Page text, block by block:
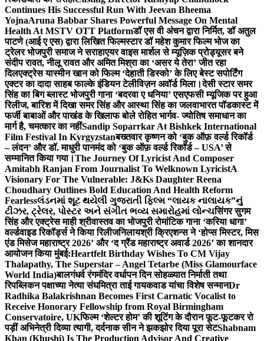
Continues His Successful Run With Jeevan Bheema
YojnaAruna Babbar Shares Powerful Message On Mental
Health At MSTV OTT Platformडॉ एस वी अंचन द्वारा निर्मित, डॉ अतुल
पाटणे (आई ए एस) द्वारा लिखित फिल्मस्टार डॉ महेश कुमार फिल्म भोज का
ट्रेलर भोजपुरी समाज ने सराहाएयर वाइस मार्शल से म्यूज़िक प्रोड्यूसर बने
संदीप रावत, नीलू रावत और अमित मिश्रा का ‘असर ये तेरा’ जीत रहा
दिलएक्ट्रेस यास्मीन खान को फिल्म ‘देहाती डिस्को’ के लिए बेस्ट सपोर्टिंग
एक्टर का दादा साहब फाल्के इंडियन टेलीविज़न अवॉर्ड मिला।देसी स्टार समर
सिंह का बिग ब्लास्ट भोजपुरी गाना ‘बदरवा ए धनिया’ एसएफसी म्यूजिक पर हुआ
रिलीज, बारिश में दिखा समर सिंह और आस्था सिंह का जलवाभारत पॉडकास्ट में
फर्जी बाबाओं और पाखंड के खिलाफ बोले रोहित भार्गव- ज्योतिष समाधान का
मार्ग है, चमत्कार का नहींSandip Soparrkar At Bishkek International
Film Festival In Kyrgyzstanबख्तवार कृष्णन को ‘बुक ऑफ़ वर्ल्ड रिकॉर्ड
– लंदन’ और डॉ. माधुरी पानमंद को ‘बुक ऑफ़ वर्ल्ड रिकॉर्ड – USA’ से
सम्मानित किया गया।The Journey Of Lyricist And Composer
Amitabh Ranjan From Journalist To Welknown LyricistA
Visionary For The Vulnerable: J&Ks Daughter Reena
Choudhary Outlines Bold Education And Health Reform
Fearlessલંડનમાં શૂટ થયેલી ગુજરાતી ફિલ્મ “લાયક નાલાયક”નું
ટીઝર, ટ્રેલર, પોસ્ટર અને સંગીત ભવ્ય સમારોહમાં લોન્ચसिंगर सुगम
सिंह और एक्ट्रेस माही श्रीवास्तव का भोजपुरी रोमांटिक गाना ‘करिया धागा’
वर्ल्डवाइड रिकॉर्ड्स ने किया रिलीजनिलायश्री क्रिएशन्स ने ‘होप्स मिस्टर, मिस
एंड मिसेज महाराष्ट्र 2026’ और ‘द ग्रैंड महाराष्ट्र अवार्ड 2026’ का शानदार
आयोजन किया मुंबई:Heartfelt Birthday Wishes To CM Vijay
Thalapathy, The Superstar – Angel Tetarbe (Miss Glamourface
World India)बालगंधर्व रंगमंदिर वर्धापन दिन सोहळ्यात निर्माती तथा
रिपब्लिकन पक्षाच्या नेत्या संघमित्रा ताई गायकवाड यांचा विशेष सन्मानDr
Radhika Balakrishnan Becomes First Carnatic Vocalist to
Receive Honorary Fellowship from Royal Birmingham
Conservatoire, UKफिल्म ‘शेल्टर होम’ की शूटिंग के दौरान फूट-फूटकर रो
पड़ीं अभिनेत्री दिव्या त्यागी, दर्दनाक सीन ने झकझोर दिया पूरा सेटShabnam
Khan (Khushi) Is The Production Advisor And Creative